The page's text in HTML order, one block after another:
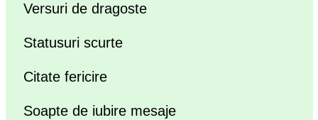
Versuri de dragoste
Statusuri scurte
Citate fericire
Soapte de iubire mesaje